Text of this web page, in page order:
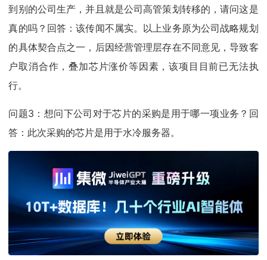
到别的公司生产，并且就是公司高管策划转移的，请问这是
真的吗？回答：该传闻不属实。以上业务原为公司战略规划
的具体契合点之一，后因经营管理层存在不同意见，导致客
户取消合作，叠加芯片涨价等因素，该项目目前已无法执
行。
问题3：想问下公司对于芯片的采购是用于哪一项业务？回
答：此次采购的芯片是用于水冷服务器。